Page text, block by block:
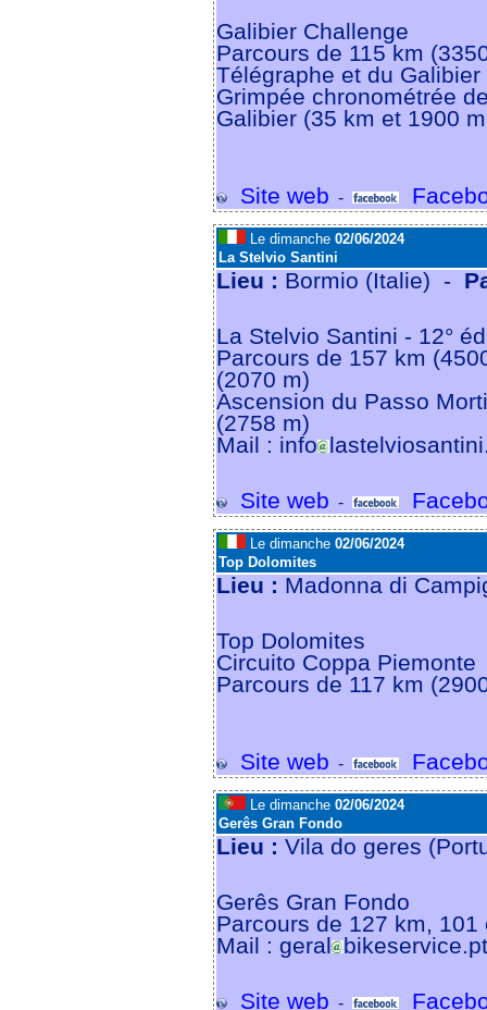
Galibier Challenge
Parcours de 115 km
Télégraphe et du Galibier
Grimpée chronométrée
Galibier (35 km et 1900
Site web -
Le dimanche 02/06/2024
La Stelvio Santini
Lieu : Bormio (Italie) -
La Stelvio Santini - 12°
Parcours de 157 km
(2070 m)
Ascension du Passo
(2758 m)
Mail : info
Site web -
Le dimanche 02/06/2024
Top Dolomites
Lieu : Madonna di
Top Dolomites
Circuito Coppa Piemonte
Parcours de 117 km
Site web -
Le dimanche 02/06/2024
Gerês Gran Fondo
Lieu : Vila do geres
Gerês Gran Fondo
Parcours de 127 km, 101
Mail : geral bikeservice.pt
Site web -